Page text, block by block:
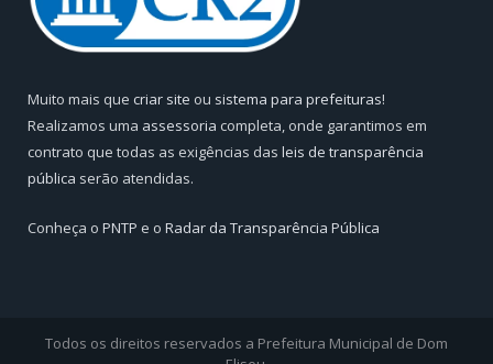
Muito mais que criar site ou sistema para prefeituras!
Realizamos uma assessoria completa, onde garantimos em
contrato que todas as exigências das leis de transparência
pública serão atendidas.
Conheça o PNTP e o Radar da Transparência Pública
Todos os direitos reservados a Prefeitura Municipal de Dom